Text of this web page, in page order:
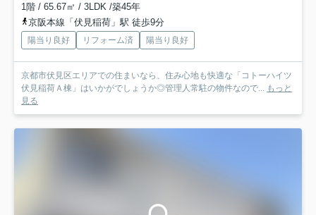
1階 / 65.67㎡ / 3LDK /築45年
京阪本線「伏見稲荷」駅 徒歩9分
陽当り良好 リフォーム済 陽当り良好
京都市伏見区エリアでの住まいなら、住み心地も快適な「コトーハイツ
伏見稲荷Ａ棟」はいかがでしょうか◎管理人常駐の物件なので... もっと
見る